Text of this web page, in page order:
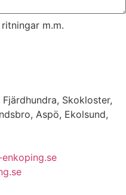
m.m.
Skokloster,
Aspö, Ekolsund,